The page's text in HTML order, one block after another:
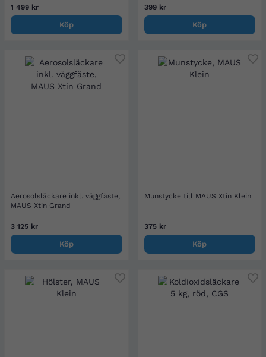
1 499 kr
Köp
399 kr
Köp
Aerosolsläckare inkl. väggfäste,
MAUS Xtin Grand
3 125 kr
Köp
Munstycke till MAUS Xtin Klein
375 kr
Köp